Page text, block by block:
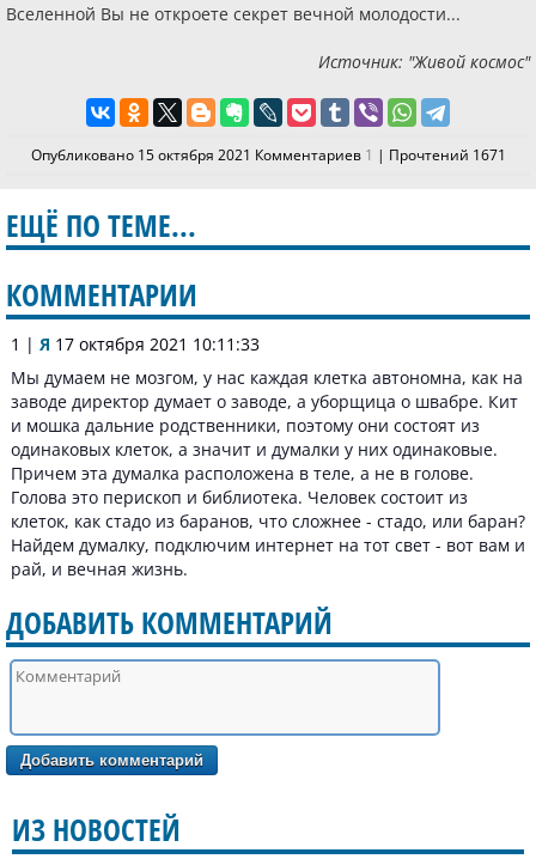
Вселенной Вы не откроете секрет вечной молодости...
Источник: "Живой космос"
Опубликовано 15 октября 2021 Комментариев 1 | Прочтений 1671
ЕЩЁ ПО ТЕМЕ...
КОММЕНТАРИИ
1 | Я 17 октября 2021 10:11:33
Мы думаем не мозгом, у нас каждая клетка автономна, как на
заводе директор думает о заводе, а уборщица о швабре. Кит
и мошка дальние родственники, поэтому они состоят из
одинаковых клеток, а значит и думалки у них одинаковые.
Причем эта думалка расположена в теле, а не в голове.
Голова это перископ и библиотека. Человек состоит из
клеток, как стадо из баранов, что сложнее - стадо, или баран?
Найдем думалку, подключим интернет на тот свет - вот вам и
рай, и вечная жизнь.
ДОБАВИТЬ КОММЕНТАРИЙ
ИЗ НОВОСТЕЙ